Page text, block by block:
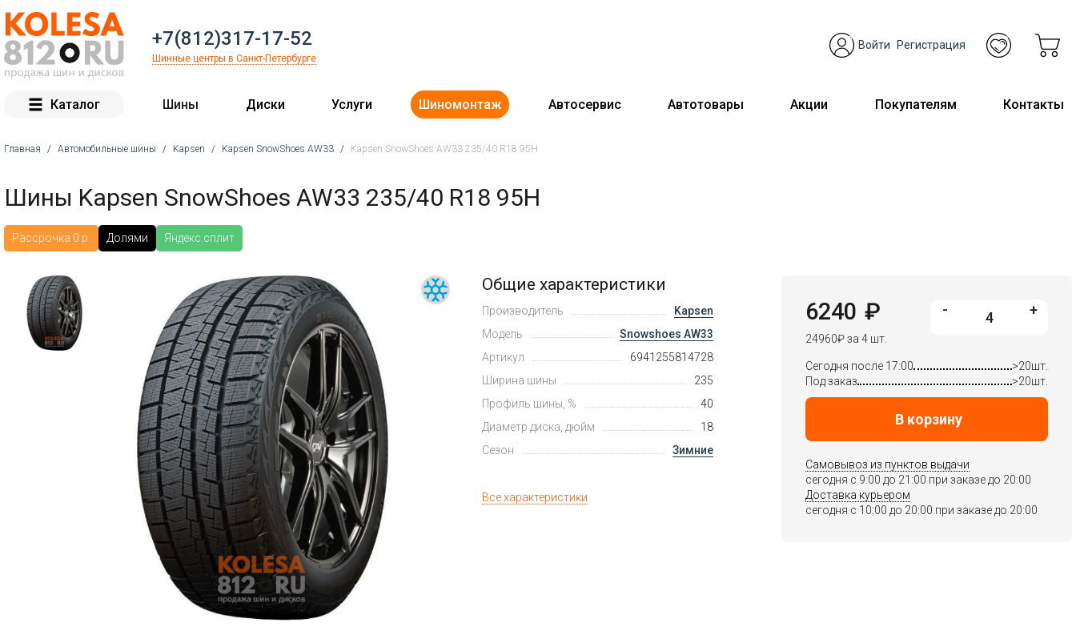
+7(812)317-17-52
Шинные центры в Санкт-Петербурге
Войти Регистрация
Каталог Шины Диски Услуги Шиномонтаж Автосервис Автотовары Акции Покупателям Контакты
Главная / Автомобильные шины / Kapsen / Kapsen SnowShoes AW33 / Kapsen SnowShoes AW33 235/40 R18 95H
Шины Kapsen SnowShoes AW33 235/40 R18 95H
Рассрочка 0 р. Долями Яндекс.сплит
Общие характеристики
Производитель
Kapsen
Модель
Snowshoes AW33
Артикул
6941255814728
Ширина шины
235
Профиль шины, %
40
Диаметр диска, дюйм
18
Сезон
Зимние
Все характеристики
6240 ₽
24960₽за 4 шт.
- +
Сегодня после 17:00
>20шт.
Под заказ
>20шт.
В корзину
Самовывоз из пунктов выдачи
сегодня c 9:00 до 21:00 при заказе до 20:00
Доставка курьером
сегодня c 10:00 до 20:00 при заказе до 20:00